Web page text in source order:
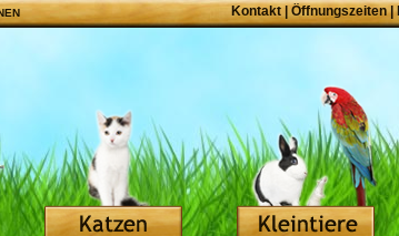
Kontakt Öffnungszeiten|